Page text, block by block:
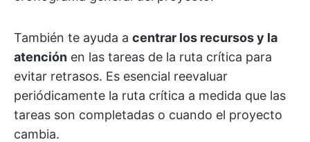
También te ayuda a centrar los recursos y la
atención en las tareas de la ruta crítica para
evitar retrasos. Es esencial reevaluar
periódicamente la ruta crítica a medida que las
tareas son completadas o cuando el proyecto
cambia.